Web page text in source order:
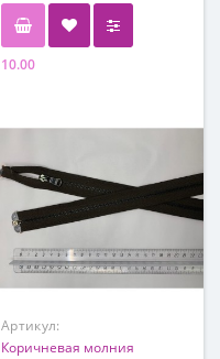
10.00
Артикул:
Коричневая молния